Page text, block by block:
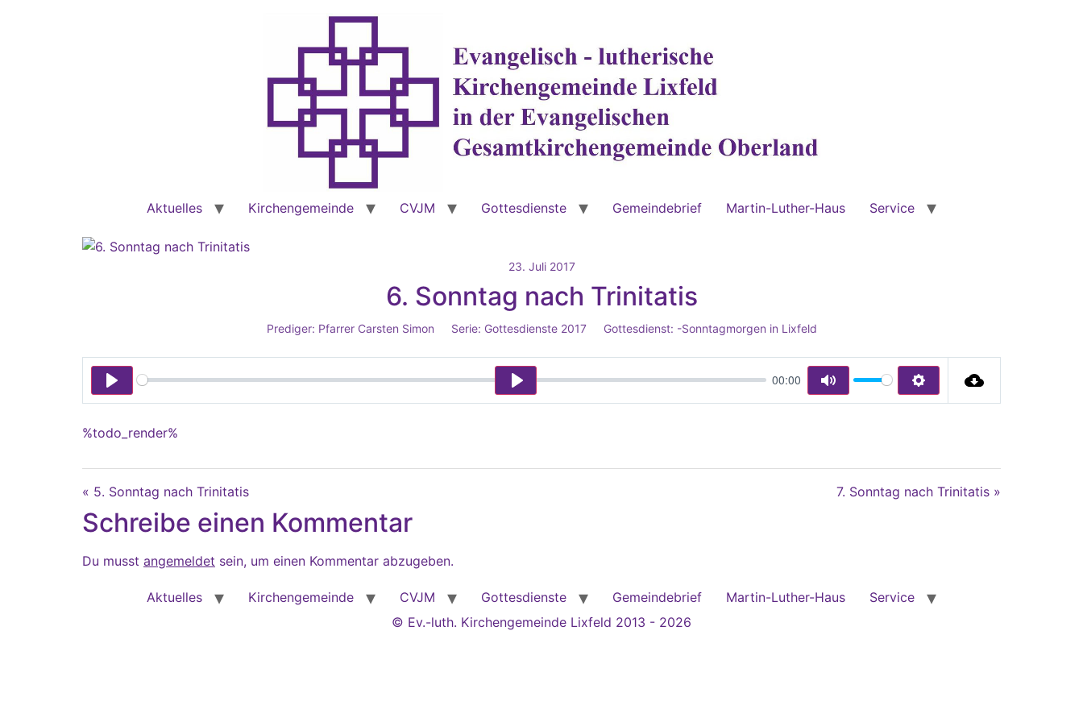
Aktuelles Kirchengemeinde CVJM Gottesdienste Gemeindebrief Martin-Luther-Haus Service
23. Juli 2017
6. Sonntag nach Trinitatis
Prediger: Pfarrer Carsten Simon Serie: Gottesdienste 2017 Gottesdienst: -Sonntagmorgen in Lixfeld
Play
00:00
Mute Settings
Play
%todo_render%
« 5. Sonntag nach Trinitatis 7. Sonntag nach Trinitatis »
Schreibe einen Kommentar
Du musst angemeldet sein, um einen Kommentar abzugeben.
Aktuelles Kirchengemeinde CVJM Gottesdienste Gemeindebrief Martin-Luther-Haus
Service
© Ev.-luth. Kirchengemeinde Lixfeld 2013 - 2026